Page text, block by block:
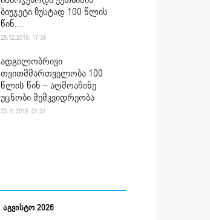
ბიუჯეტი ზუსტად 100 წლის
წინ,...
25.12.2019. 17:39
ადგილობრივი
თვითმმართველობა 100
წლის წინ – აღმოაჩინე
უცნობი მემკვიდრეობა
23.11.2019. 01:31
აგვისტო 2026